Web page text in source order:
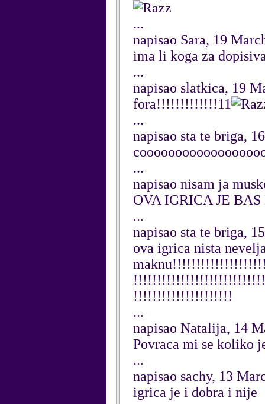
...
napisao Sara, 19
ima li koga za
...
napisao slatkica, 19
fora!!!!!!!!!!!!!11
...
napisao sta te briga,
...
napisao nisam ja
OVA IGRICA JE
...
napisao sta te briga,
ova igrica nista
!!!!!!!!!!!!!!!!!!!!!
...
napisao Natalija, 14
Povraca mi se koliko
...
napisao sachy, 13
igrica je i dobra i nije